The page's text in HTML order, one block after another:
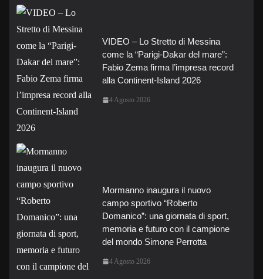
VIDEO – Lo Stretto di Messina
come la “Parigi-Dakar del mare”:
Fabio Zema firma l’impresa record
alla Continent-Island 2026
4 Agosto 2026
Mormanno inaugura il nuovo
campo sportivo “Roberto
Domanico”: una giornata di sport,
memoria e futuro con il campione
del mondo Simone Perrotta
4 Agosto 2026